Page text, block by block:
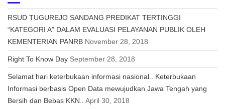
RSUD TUGUREJO SANDANG PREDIKAT TERTINGGI
“KATEGORI A” DALAM EVALUASI PELAYANAN PUBLIK OLEH
KEMENTERIAN PANRB November 28, 2018
Right To Know Day September 28, 2018
Selamat hari keterbukaan informasi nasional.. Keterbukaan
Informasi berbasis Open Data mewujudkan Jawa Tengah yang
Bersih dan Bebas KKN.. April 30, 2018